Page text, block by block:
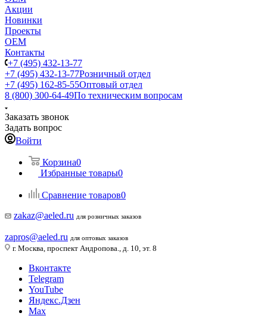
Акции
Новинки
Проекты
ОЕМ
Контакты
+7 (495) 432-13-77
+7 (495) 432-13-77Розничный отдел
+7 (495) 162-85-55Оптовый отдел
8 (800) 300-64-49По техническим вопросам
Заказать звонок
Задать вопрос
Войти
Корзина0
Избранные товары0
Сравнение товаров0
zakaz@aeled.ru для розничных заказов
zapros@aeled.ru для оптовых заказов
г. Москва, проспект Андропова., д. 10, эт. 8
Вконтакте
Telegram
YouTube
Яндекс.Дзен
Max